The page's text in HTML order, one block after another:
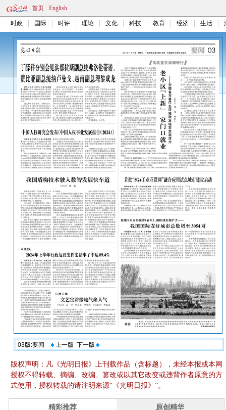
首页 English
时政 国际 时评 理论 文化 科技 教育 经济 生活
03版:要闻 上一版 下一版
版权声明：凡《光明日报》上刊载作品（含标题），未经本报或本网
授权不得转载、摘编、改编、篡改或以其它改变或违背作者原意的方
式使用，授权转载的请注明来源“《光明日报》”。